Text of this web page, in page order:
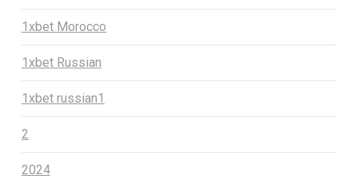
1xbet Morocco
1xbet Russian
1xbet russian1
2
2024